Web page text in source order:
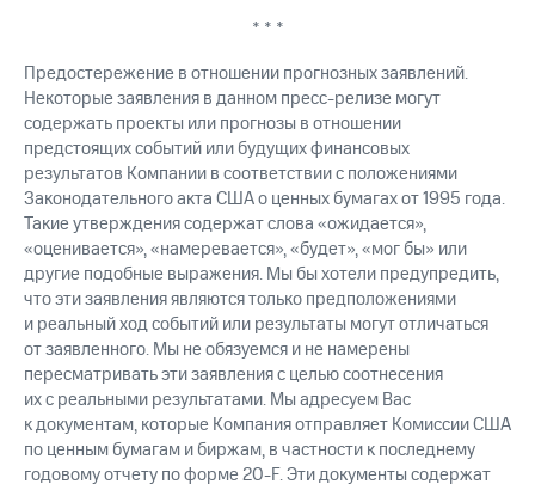
* * *
Предостережение в отношении прогнозных заявлений.
Некоторые заявления в данном пресс-релизе могут
содержать проекты или прогнозы в отношении
предстоящих событий или будущих финансовых
результатов Компании в соответствии с положениями
Законодательного акта США о ценных бумагах от 1995 года.
Такие утверждения содержат слова «ожидается»,
«оценивается», «намеревается», «будет», «мог бы» или
другие подобные выражения. Мы бы хотели предупредить,
что эти заявления являются только предположениями
и реальный ход событий или результаты могут отличаться
от заявленного. Мы не обязуемся и не намерены
пересматривать эти заявления с целью соотнесения
их с реальными результатами. Мы адресуем Вас
к документам, которые Компания отправляет Комиссии США
по ценным бумагам и биржам, в частности к последнему
годовому отчету по форме 20-F. Эти документы содержат